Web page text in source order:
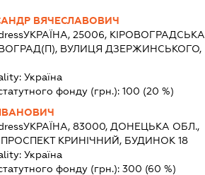
ВЯЧЕСЛАВОВИЧ
УКРАЇНА, 25006, КІРОВОГРАДСЬКА
ВУЛИЦЯ ДЗЕРЖИНСЬКОГО,
Україна
фонду (грн.): 100 (20 %)
УКРАЇНА, 83000, ДОНЕЦЬКА ОБЛ.,
КРИНІЧНИЙ, БУДИНОК 18
Україна
фонду (грн.): 300 (60 %)